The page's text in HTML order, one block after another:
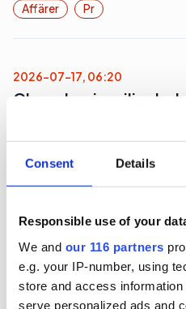
Consent Details
Responsible use of your
We and our 116 partners
e.g. your IP-number, using
store and access
serve personalized ads and
Affärer Pr
2026-07-17, 06:20
Glam drar in
Den nystartade pr-byrån
miljonbelopp under sitt
räkenskapsår.
Affärer Pr
2026-07-09, 15:56
Aspekta upp 1